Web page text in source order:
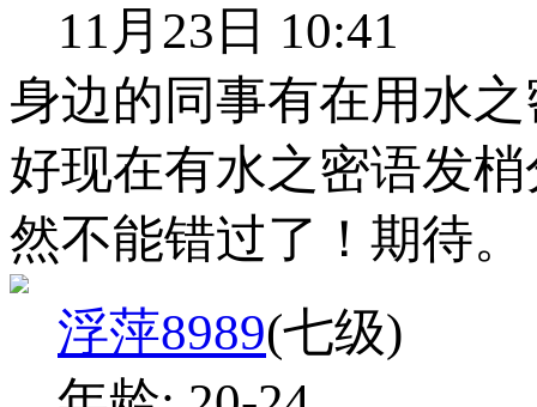
11月23日 10:41
身边的同事有在用水
好现在有水之密语发
然不能错过了！期待。
浮萍8989(七级)